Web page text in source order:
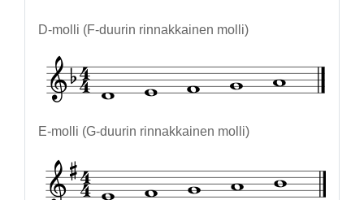
D-molli (F-duurin rinnakkainen molli)
E-molli (G-duurin rinnakkainen molli)